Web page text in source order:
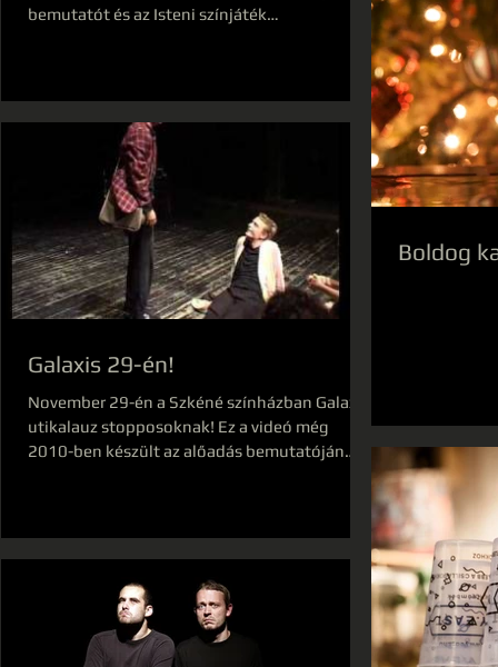
bemutatót és az Isteni színjáték
Boldog
Galaxis 29-én!
November 29-én a Szkéné színházban Galaxis
utikalauz stopposoknak! Ez a videó még
2010-ben készült az alőadás bemutatóján